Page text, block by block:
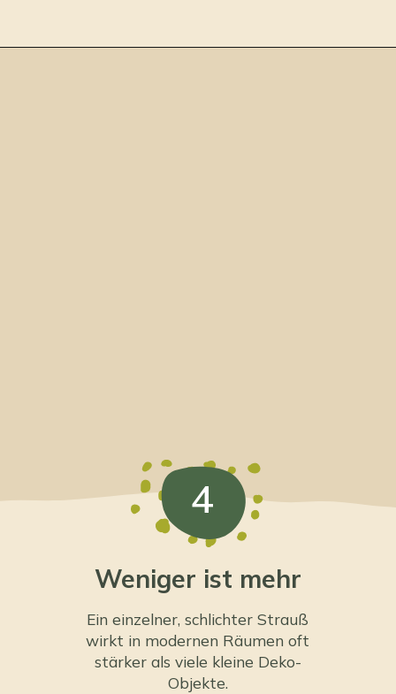
4
Weniger ist mehr
Ein einzelner, schlichter Strauß
wirkt in modernen Räumen oft
stärker als viele kleine Deko-
Objekte.